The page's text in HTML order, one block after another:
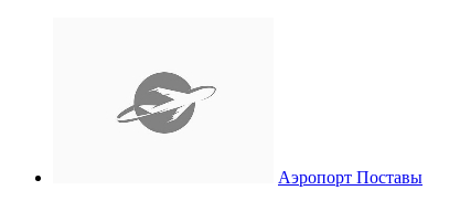
Аэропорт Поставы